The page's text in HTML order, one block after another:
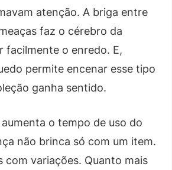
atenção. A briga entre
faz o cérebro da
facilmente o enredo. E,
permite encenar esse tipo
ganha sentido.
o tempo de uso do
não brinca só com um item.
com variações. Quanto mais